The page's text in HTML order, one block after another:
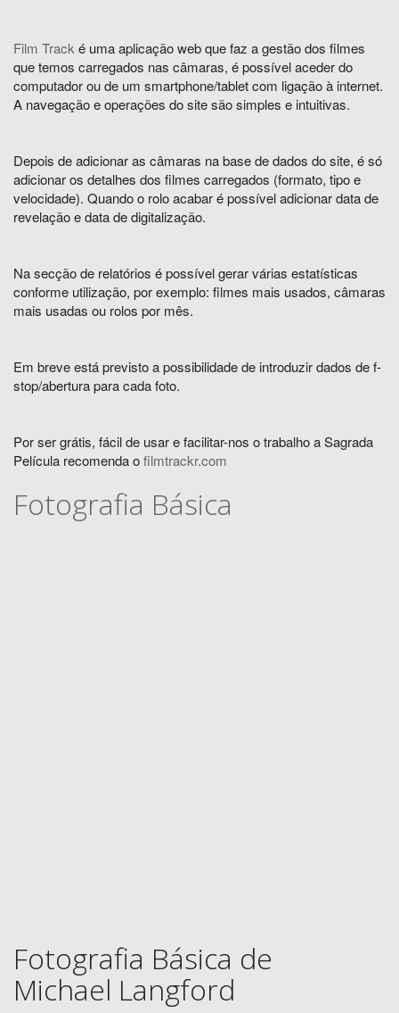
Film Track é uma aplicação web que faz a gestão dos filmes
que temos carregados nas câmaras, é possível aceder do
computador ou de um smartphone/tablet com ligação à internet.
A navegação e operações do site são simples e intuitivas.
Depois de adicionar as câmaras na base de dados do site, é só
adicionar os detalhes dos filmes carregados (formato, tipo e
velocidade). Quando o rolo acabar é possível adicionar data de
revelação e data de digitalização.
Na secção de relatórios é possível gerar várias estatísticas
conforme utilização, por exemplo: filmes mais usados, câmaras
mais usadas ou rolos por mês.
Em breve está previsto a possibilidade de introduzir dados de f-
stop/abertura para cada foto.
Por ser grátis, fácil de usar e facilitar-nos o trabalho a Sagrada
Película recomenda ofilmtrackr.com
Fotografia Básica
Fotografia Básica de
Michael Langford